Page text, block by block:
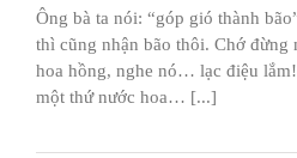
Ông bà ta nói: “góp gió thành
thì cũng nhận bão thôi. Chớ đừng
hoa hồng, nghe nó… lạc điệu
một thứ nước hoa… [...]